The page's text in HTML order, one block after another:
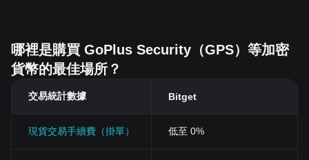
哪裡是購買 GoPlus Security（GPS）等加密
貨幣的最佳場所？
交易統計數據 Bitget
現貨交易手續費（掛單） 低至 0%